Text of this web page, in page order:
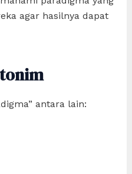
agar hasilnya dapat
antara lain: